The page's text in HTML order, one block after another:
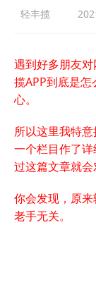
轻丰揽
遇到好多朋友
揽APP到底是
心。
所以这里我特
一个栏目作了
过这篇文章就会
你会发现，原
老手无关。